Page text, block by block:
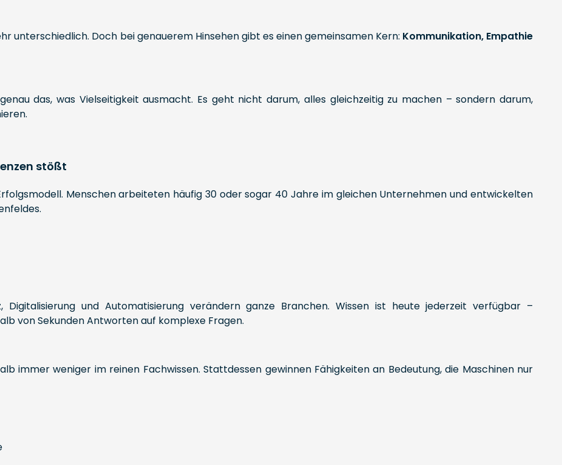
unterschiedlich. Doch bei genauerem Hinsehen gibt es einen gemeinsamen Kern: Kommunikation, Empathie
das, was Vielseitigkeit ausmacht. Es geht nicht darum, alles gleichzeitig zu machen – sondern darum,
stößt
Menschen arbeiteten häufig 30 oder sogar 40 Jahre im gleichen Unternehmen und entwickelten
Digitalisierung und Automatisierung verändern ganze Branchen. Wissen ist heute jederzeit verfügbar –
von Sekunden Antworten auf komplexe Fragen.
immer weniger im reinen Fachwissen. Stattdessen gewinnen Fähigkeiten an Bedeutung, die Maschinen nur